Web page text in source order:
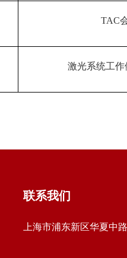
TAC
激光系统工
联系我们
上海市浦东新区华夏中